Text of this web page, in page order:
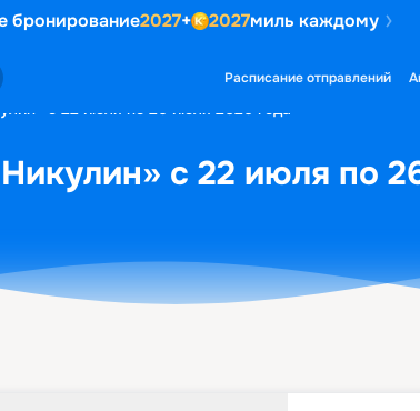
бронирование2027+ 2027миль каждому
Расписание отправлений
с 22 июля по 26 июля 2026 года
с 22 июля по